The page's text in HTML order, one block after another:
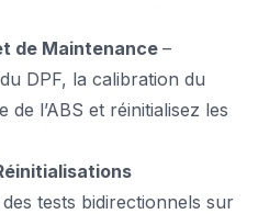
de Maintenance –
DPF, la calibration du
l’ABS et réinitialisez les
tests bidirectionnels sur